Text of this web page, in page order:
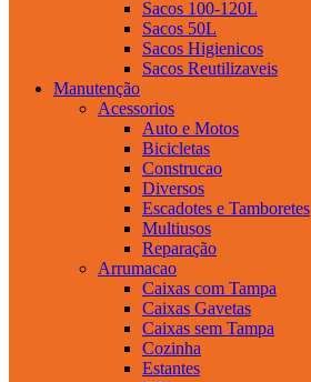
Sacos 100-120L
Sacos 50L
Sacos Higienicos
Sacos Reutilizaveis
Manutenção
Acessorios
Auto e Motos
Bicicletas
Construcao
Diversos
Escadotes e Tamboretes
Multiusos
Reparação
Arrumacao
Caixas com Tampa
Caixas Gavetas
Caixas sem Tampa
Cozinha
Estantes